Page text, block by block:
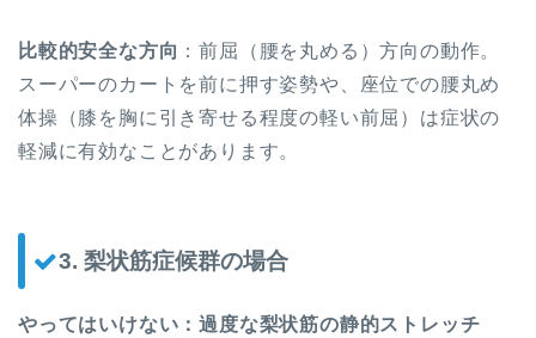
比較的安全な方向 ：前屈（腰を丸める）方向の動作。
スーパーのカートを前に押す姿勢や、座位での腰丸め
体操（膝を胸に引き寄せる程度の軽い前屈）は症状の
軽減に有効なことがあります。
3. 梨状筋症候群の場合
やってはいけない：過度な梨状筋の静的ストレッチ